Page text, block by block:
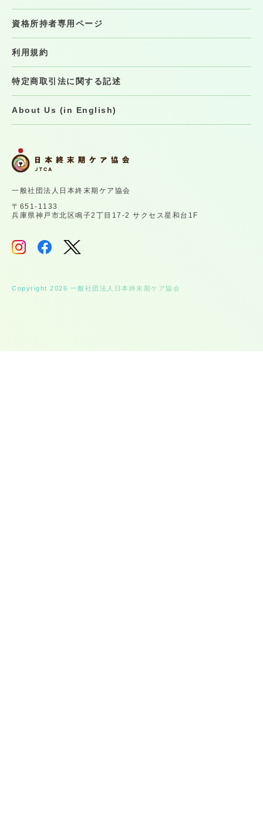
一般社団法人日本終末期ケア協会
〒651-1133
兵庫県神戸市北区鳴子2丁目17-2 サクセス星和台1F
Copyright 2026 一般社団法人日本終末期ケア協会
資格所持者専用ページ
利用規約
特定商取引法に関する記述
About Us (in English)